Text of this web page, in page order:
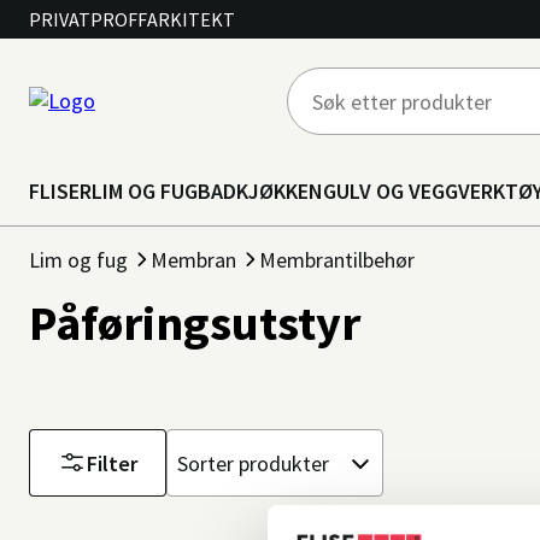
PRIVATPROFFARKITEKT
FLISERLIM OG FUGBADKJØKKENGULV OG VEGG
Lim og fug Membran Membrantilbehør
Påføringsutstyr
Filter
Sorter
etter